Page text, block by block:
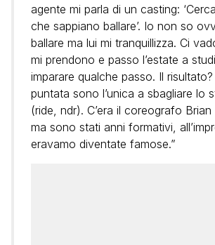
agente mi parla di un casting:
che sappiano ballare’. Io non so
ballare ma lui mi tranquillizza. Ci
mi prendono e passo l’estate a
imparare qualche passo. Il
puntata sono l’unica a sbagliare lo
(ride, ndr). C’era il coreografo
ma sono stati anni formativi,
eravamo diventate famose.”